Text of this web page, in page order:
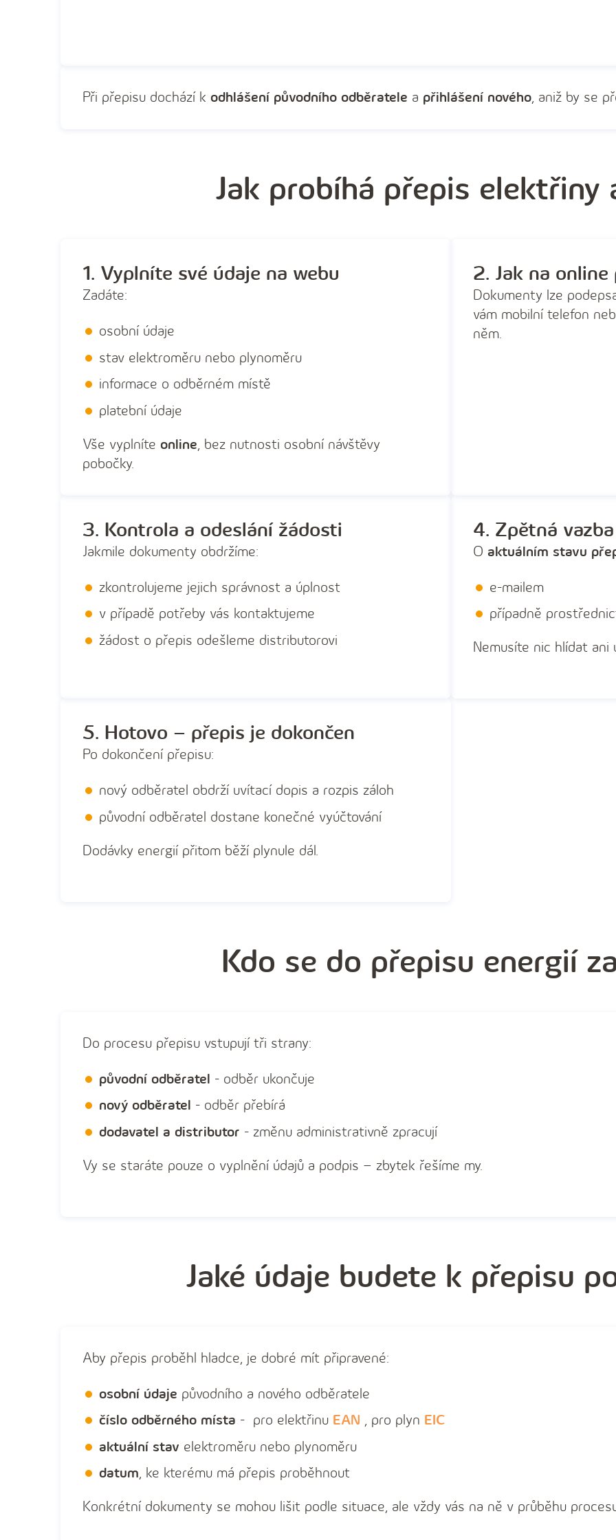
Při přepisu dochází k odhlášení původního odběratele a přihlášení nového, aniž by se
Jak probíhá přepis elektřiny
1. Vyplníte své údaje na webu
Zadáte:
osobní údaje
stav elektroměru nebo plynoměru
informace o odběrném místě
platební údaje
Vše vyplníte online, bez nutnosti osobní návštěvy
pobočky.
2. Jak na online
Dokumenty lze
vám mobilní telefon
něm.
3. Kontrola a odeslání žádosti
Jakmile dokumenty obdržíme:
zkontrolujeme jejich správnost a úplnost
v případě potřeby vás kontaktujeme
žádost o přepis odešleme distributorovi
4. Zpětná
O aktuálním stavu
e-mailem
případně
Nemusíte nic hlídat ani
5. Hotovo – přepis je dokončen
Po dokončení přepisu:
nový odběratel obdrží uvítací dopis a rozpis záloh
původní odběratel dostane konečné vyúčtování
Dodávky energií přitom běží plynule dál.
Kdo se do přepisu energií
Do procesu přepisu vstupují tři strany:
původní odběratel - odběr ukončuje
nový odběratel - odběr přebírá
dodavatel a distributor - změnu administrativně zpracují
Vy se staráte pouze o vyplnění údajů a podpis – zbytek řešíme my.
Jaké údaje budete k přepisu
Aby přepis proběhl hladce, je dobré mít připravené:
osobní údaje původního a nového odběratele
číslo odběrného místa - pro elektřinu EAN , pro plyn EIC
aktuální stav elektroměru nebo plynoměru
datum, ke kterému má přepis proběhnout
Konkrétní dokumenty se mohou lišit podle situace, ale vždy vás na ně v průběhu